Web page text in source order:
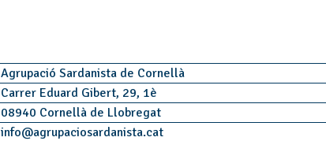
Agrupació Sardanista de Cornellà
Carrer Eduard Gibert, 29, 1è
08940 Cornellà de Llobregat
info@agrupaciosardanista.cat